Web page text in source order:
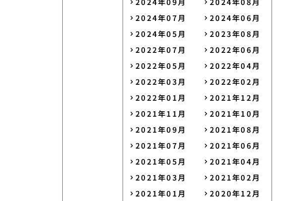
2024年07月
2024年06月
2024年05月
2023年08月
2022年07月
2022年06月
2022年05月
2022年04月
2022年03月
2022年02月
2022年01月
2021年12月
2021年11月
2021年10月
2021年09月
2021年08月
2021年07月
2021年06月
2021年05月
2021年04月
2021年03月
2021年02月
2021年01月
2020年12月